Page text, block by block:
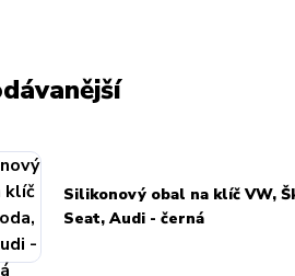
Silikonový obal na klíč VW,
Seat, Audi - černá